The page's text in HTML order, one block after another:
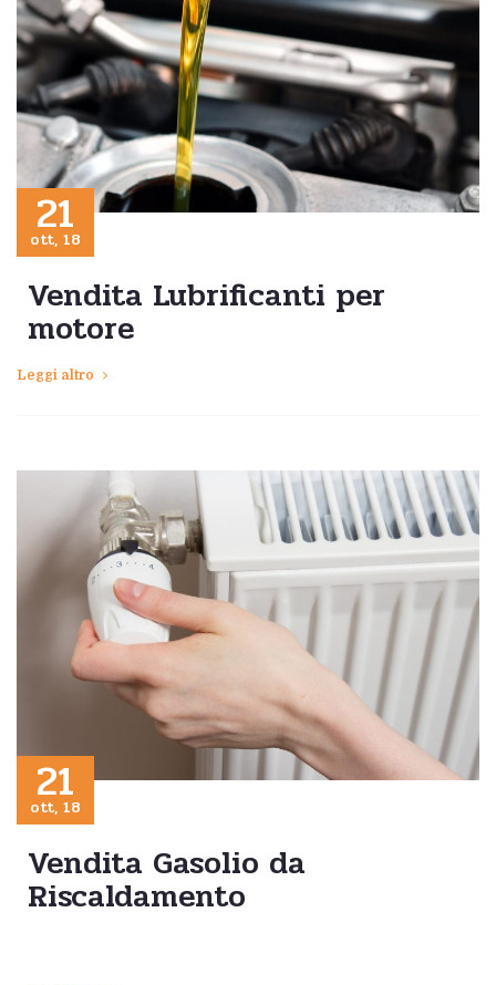
21
ott, 18
Vendita Lubrificanti per
motore
Leggi altro
21
ott, 18
Vendita Gasolio da
Riscaldamento